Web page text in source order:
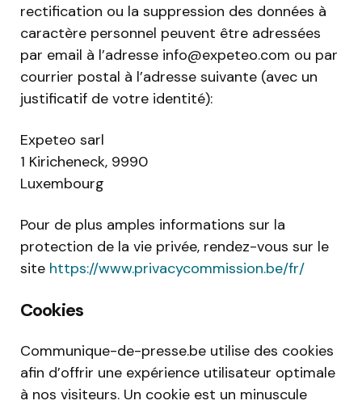
rectification ou la suppression des données à
caractère personnel peuvent être adressées
par email à l’adresse info@expeteo.com ou par
courrier postal à l’adresse suivante (avec un
justificatif de votre identité):
Expeteo sarl
1 Kiricheneck, 9990
Luxembourg
Pour de plus amples informations sur la
protection de la vie privée, rendez-vous sur le
site https://www.privacycommission.be/fr/
Cookies
Communique-de-presse.be utilise des cookies
afin d’offrir une expérience utilisateur optimale
à nos visiteurs. Un cookie est un minuscule